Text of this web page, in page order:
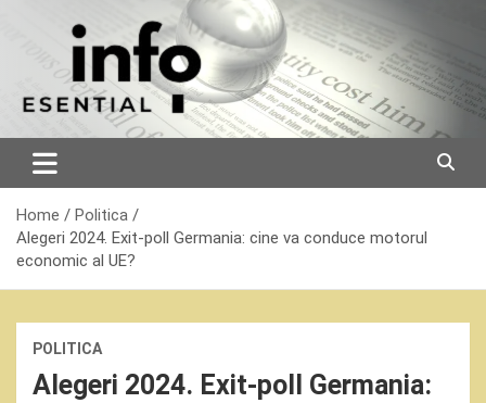
Home
Politica
Alegeri 2024. Exit-poll Germania: cine va conduce motorul
economic al UE?
POLITICA
Alegeri 2024. Exit-poll Germania: